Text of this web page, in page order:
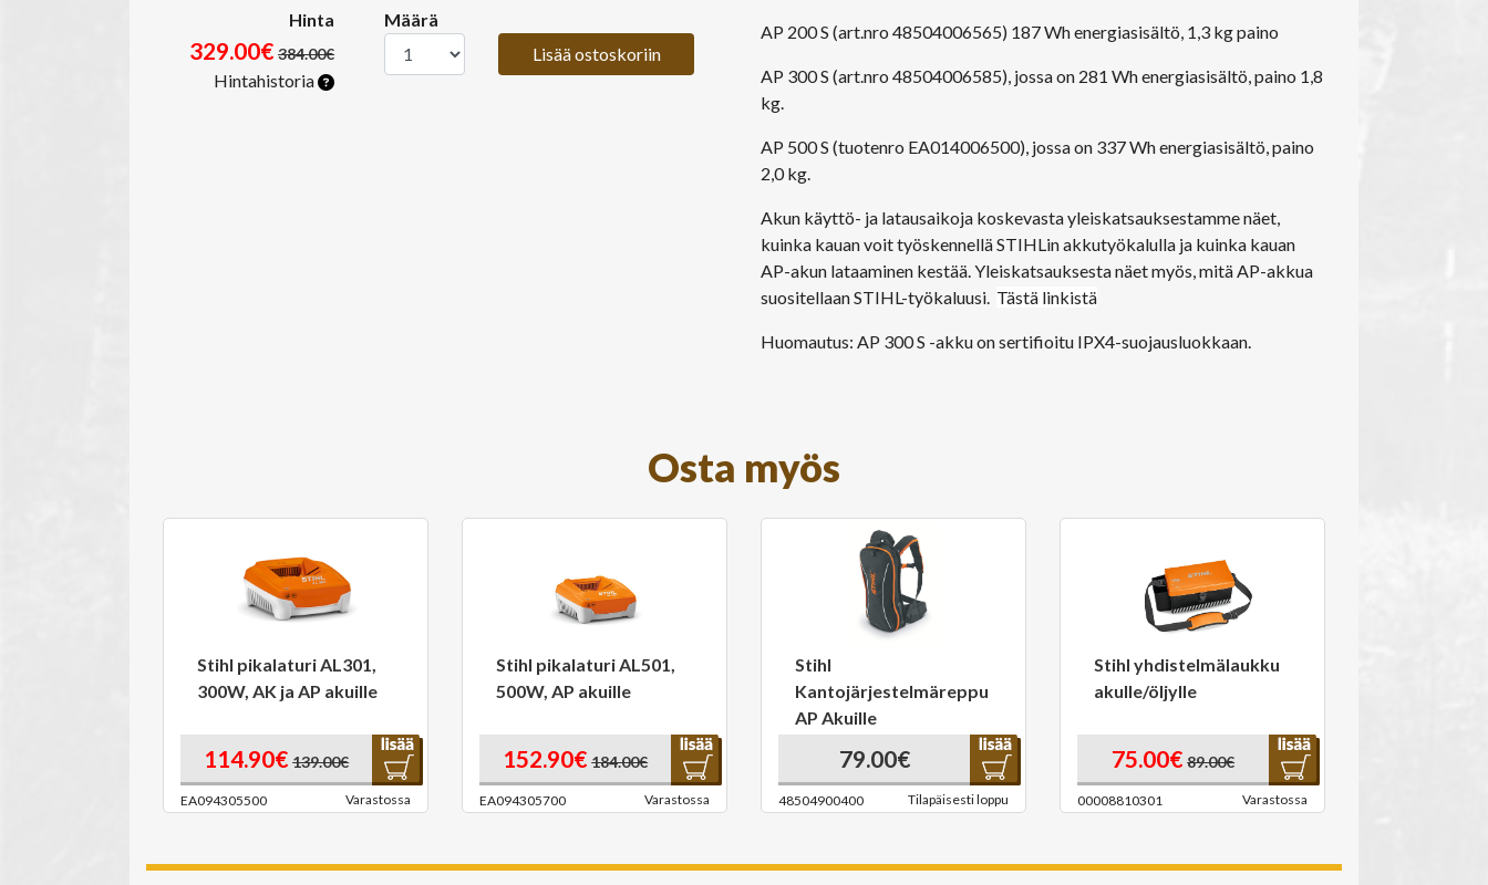
Hinta
329.00€ 384.00€
Hintahistoria
Määrä
Lisää ostoskoriin
AP 200 S (art.nro 48504006565) 187 Wh energiasisältö, 1,3 kg paino
AP 300 S (art.nro 48504006585), jossa on 281 Wh energiasisältö, paino 1,8
kg.
AP 500 S (tuotenro EA014006500), jossa on 337 Wh energiasisältö, paino
2,0 kg.
Akun käyttö- ja latausaikoja koskevasta yleiskatsauksestamme näet,
kuinka kauan voit työskennellä STIHLin akkutyökalulla ja kuinka kauan
AP-akun lataaminen kestää. Yleiskatsauksesta näet myös, mitä AP-akkua
suositellaan STIHL-työkaluusi. Tästä linkistä
Huomautus: AP 300 S -akku on sertifioitu IPX4-suojausluokkaan.
Osta myös
Stihl pikalaturi AL301,
300W, AK ja AP akuille
114.90€ 139.00€
EA094305500 Varastossa
Stihl pikalaturi AL501,
500W, AP akuille
152.90€ 184.00€
EA094305700 Varastossa
Stihl
Kantojärjestelmäreppu
AP Akuille
79.00€
48504900400 Tilapäisesti loppu
Stihl yhdistelmälaukku
akulle/öljylle
75.00€ 89.00€
00008810301 Varastossa